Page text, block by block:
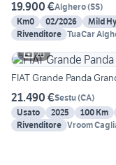
19.900 €Alghero(SS)
Km0
02/2026 Mild
Rivenditore TuaCar
20
FIAT Grande Panda
21.490 €Sestu(CA)
Usato
2025 100 Km
Rivenditore Vroom